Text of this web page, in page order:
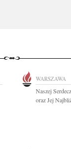
WARSZAWA
Naszej
oraz Jej